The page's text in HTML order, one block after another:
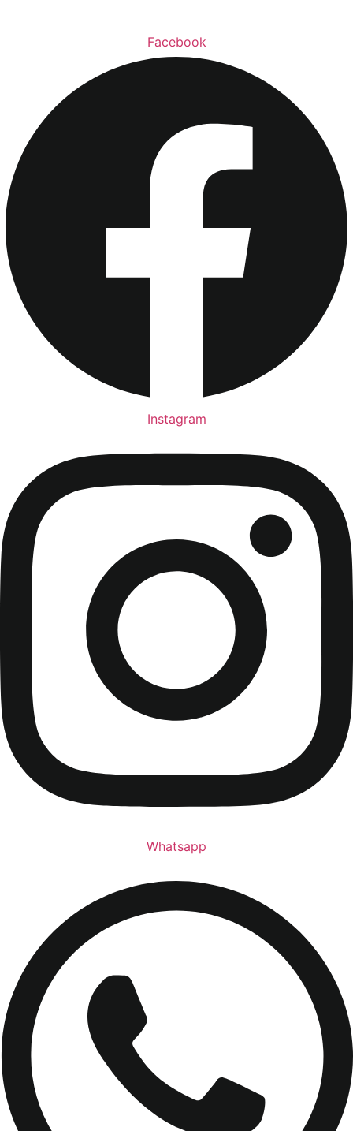
Facebook
Instagram
Whatsapp